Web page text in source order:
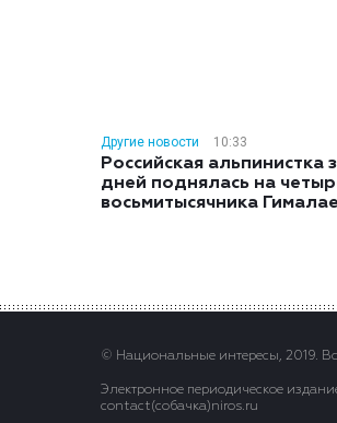
Другие новости 10:33
Российская альпинистка
дней поднялась на
восьмитысячника
© Национальные интересы, 2019.
Электронное периодическое
contact(сoбaчка)niros.ru